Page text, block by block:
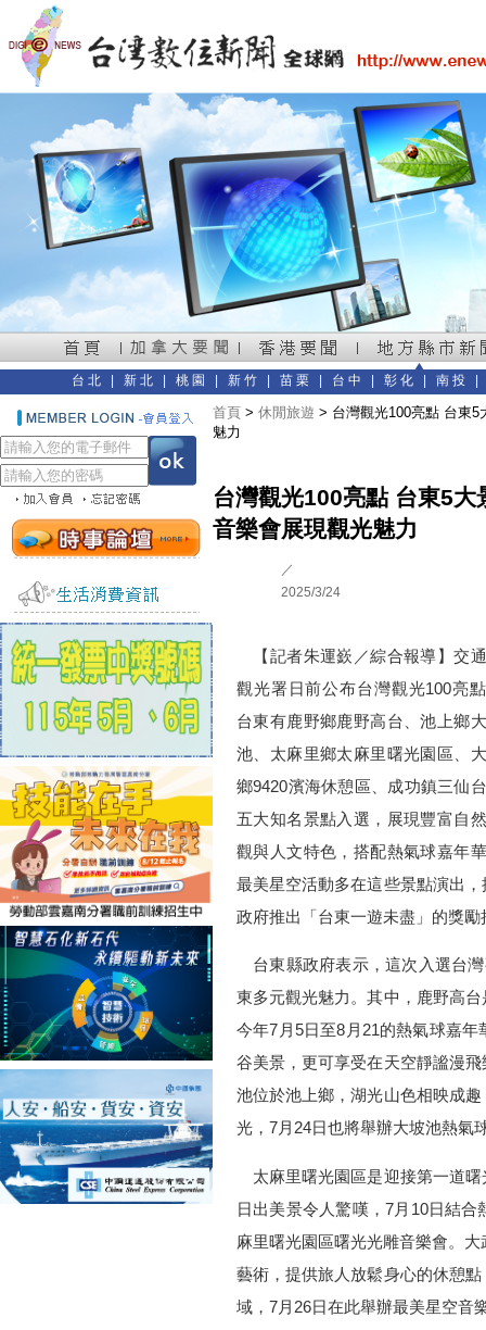
台北 新北 桃園 新竹 苗栗 台中 彰化 南投
首頁 > 休閒旅遊 > 台灣觀光100亮點 台東5
魅力
台灣觀光100亮點 台東5
音樂會展現觀光魅力
／
2025/3/24
【記者朱運嶔／綜合報導】交
觀光署日前公布台灣觀光100亮
台東有鹿野鄉鹿野高台、池上鄉
池、太麻里鄉太麻里曙光園區、
鄉9420濱海休憩區、成功鎮三仙
五大知名景點入選，展現豐富自
觀與人文特色，搭配熱氣球嘉年
最美星空活動多在這些景點演出
政府推出「台東一遊未盡」的獎
台東縣政府表示，這次入選台
東多元觀光魅力。其中，鹿野高
今年7月5日至8月21的熱氣球嘉
谷美景，更可享受在天空靜謐漫
池位於池上鄉，湖光山色相映成
光，7月24日也將舉辦大坡池熱氣
太麻里曙光園區是迎接第一道曙
日出美景令人驚嘆，7月10日結
麻里曙光園區曙光光雕音樂會。
藝術，提供旅人放鬆身心的休憩
域，7月26日在此舉辦最美星空音